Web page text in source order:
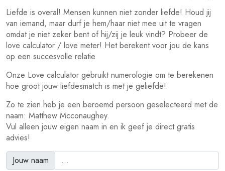
Liefde is overal! Mensen kunnen niet zonder liefde! Houd jij
van iemand, maar durf je hem/haar niet mee uit te vragen
omdat je niet zeker bent of hij/zij je leuk vindt? Probeer de
love calculator / love meter! Het berekent voor jou de kans
op een succesvolle relatie
Onze Love calculator gebruikt numerologie om te berekenen
hoe groot jouw liefdesmatch is met je geliefde!
Zo te zien heb je een beroemd persoon geselecteerd met de
naam: Matthew Mcconaughey.
Vul alleen jouw eigen naam in en ik geef je direct gratis
advies!
Jouw naam